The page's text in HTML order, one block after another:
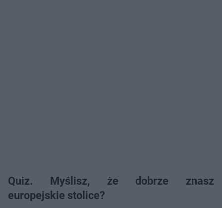
Quiz. Myślisz, że dobrze znasz
europejskie stolice?